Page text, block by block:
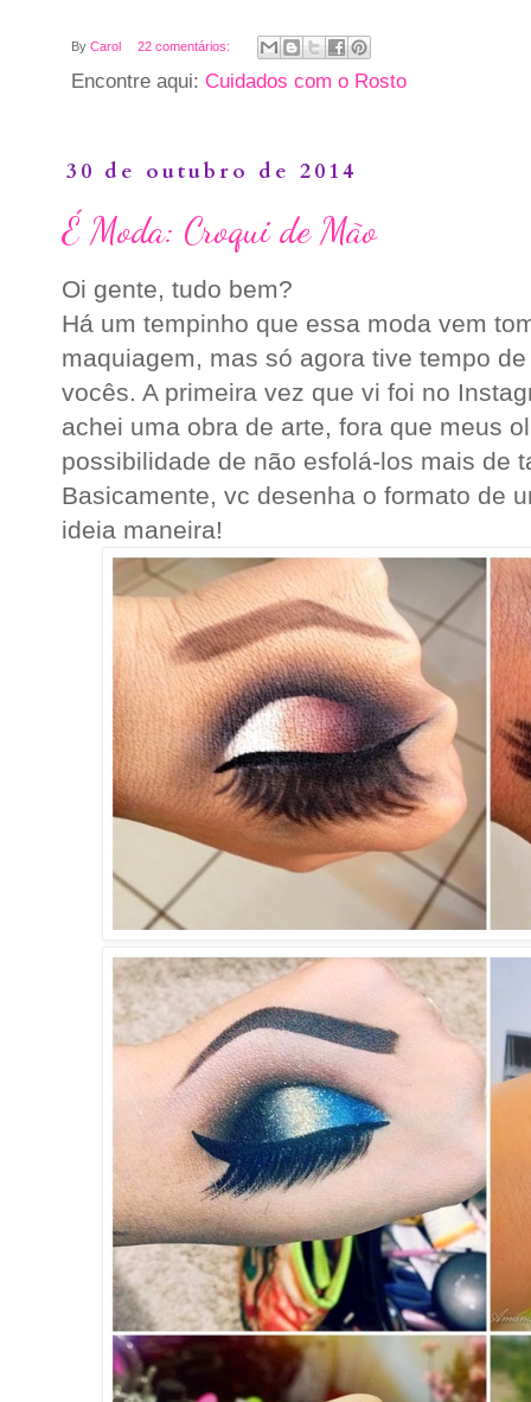
By Carol 22 comentários:
Encontre aqui: Cuidados com o Rosto
30 de outubro de 2014
É Moda: Croqui de Mão
Oi gente, tudo bem?
Há um tempinho que essa moda vem
maquiagem, mas só agora tive tempo
vocês. A primeira vez que vi foi no
achei uma obra de arte, fora que meus
possibilidade de não esfolá-los mais de
Basicamente, vc desenha o formato de
ideia maneira!